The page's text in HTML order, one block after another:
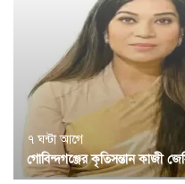
৭ ঘন্টা আগে
গোবিন্দগঞ্জের কৃতিসন্তান কাজী